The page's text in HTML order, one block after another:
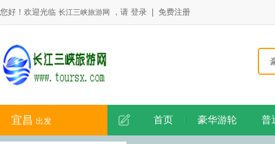
您好！欢迎光临 长江三峡旅游网 ，请 登录 免费注册
宜昌 出发 首页 豪华游轮 普